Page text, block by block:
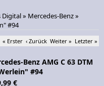
Digital» Mercedes-Benz»
#94
« Erster ‹ Zurück Weiter » Letzter »
Benz AMG C 63 DTM
#94
€